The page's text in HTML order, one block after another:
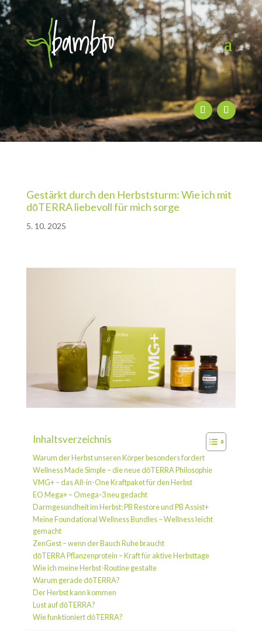
Gestärkt durch den Herbststurm: Wie ich mit
dōTERRA liebevoll für mich sorge
5. 10. 2025
Inhaltsverzeichnis
Warum der Herbst unseren Körper besonders fordert
Wellness Made Simple – die neue dōTERRA Philosophie
VMG+ – das All-in-One Kraftpaket für den Herbst
EO Mega+ – Omega-3 neu gedacht
Darmgesundheit im Herbst: PB Restore und PB Assist+
Meine Foundational Wellness Bundles – Wellness leicht
gemacht
ZenGest – wenn der Bauch Ruhe braucht
dōTERRA Pflanzenprotein – Kraft für aktive Herbsttage
Wie ich meine Herbst-Routine gestalte
Warum gerade dōTERRA?
Der Herbst kann kommen
Lust auf dōTERRA?
Wie funktioniert dōTERRA?